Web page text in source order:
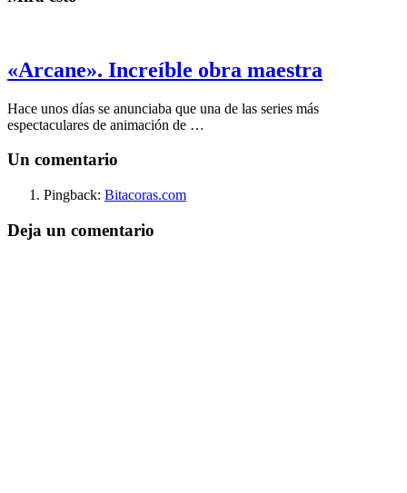
«Arcane». Increíble obra maestra
Hace unos días se anunciaba que una de las series más
espectaculares de animación de …
Un comentario
Pingback: Bitacoras.com
Deja un comentario